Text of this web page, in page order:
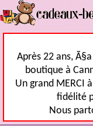
Après 22 ans,
boutique à
Un grand MERCI
fidélité
Nous